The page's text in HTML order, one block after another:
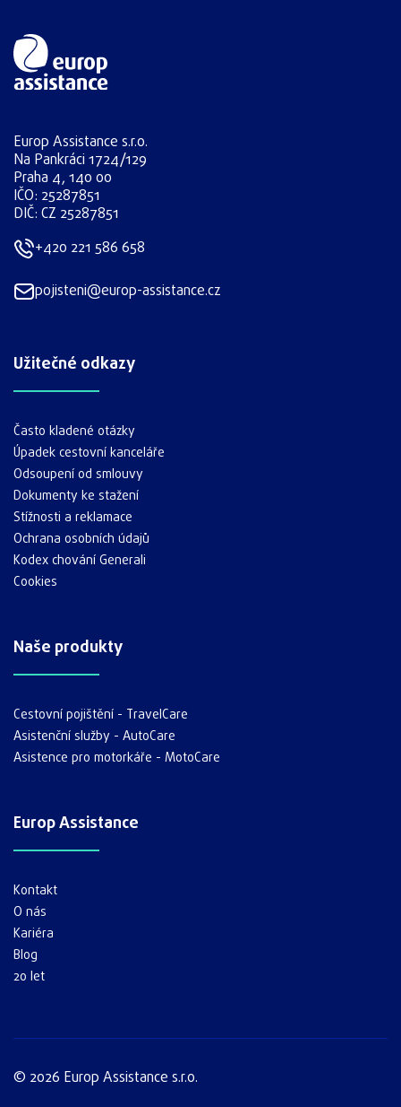
Europ Assistance s.r.o.
Na Pankráci 1724/129
Praha 4, 140 00
IČO: 25287851
DIČ: CZ 25287851
+420 221 586 658
pojisteni@europ-assistance.cz
Užitečné odkazy
Často kladené otázky
Úpadek cestovní kanceláře
Odsoupení od smlouvy
Dokumenty ke stažení
Stížnosti a reklamace
Ochrana osobních údajů
Kodex chování Generali
Cookies
Naše produkty
Cestovní pojištění - TravelCare
Asistenční služby - AutoCare
Asistence pro motorkáře - MotoCare
Europ Assistance
Kontakt
O nás
Kariéra
Blog
20 let
© 2026 Europ Assistance s.r.o.